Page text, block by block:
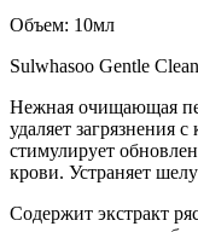
Объем: 10мл
Sulwhasoo Gentle
Нежная очищающая
удаляет загрязнения
стимулирует
крови. Устраняет
Содержит экстракт